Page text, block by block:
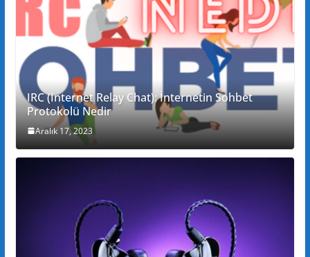
IRC (Internet Relay Chat): İnternetin Sohbet
Protokolü Nedir
Aralık 17, 2023